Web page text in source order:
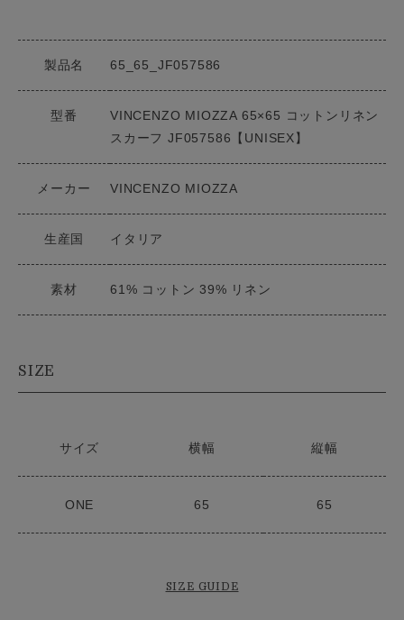
製品名 65_65_JF057586
型番
VINCENZO MIOZZA 65×65 コットンリネン
スカーフ JF057586【UNISEX】
メーカー VINCENZO MIOZZA
生産国 イタリア
素材 61% コットン 39% リネン
SIZE
サイズ 横幅 縦幅
ONE 65 65
SIZE GUIDE